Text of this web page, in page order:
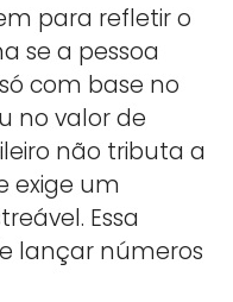
para refletir o
se a pessoa
com base no
no valor de
não tributa a
exige um
Essa
lançar números